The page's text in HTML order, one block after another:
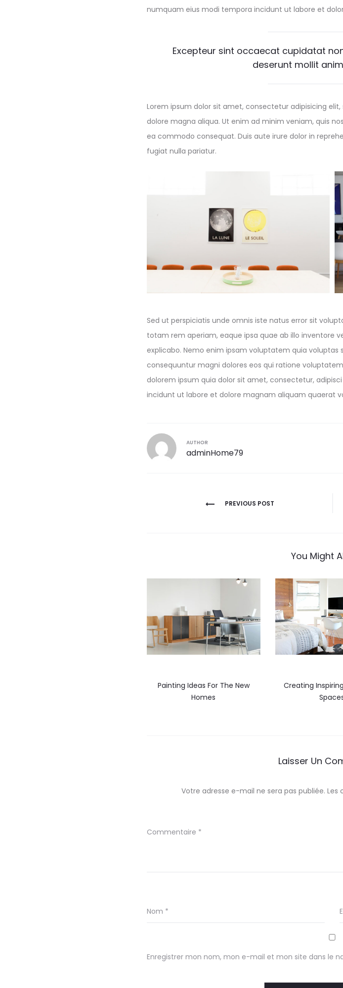
numquam eius modi tempora incidunt ut labore et
Excepteur sint occaecat cupidatat
deserunt mollit
Lorem ipsum dolor sit amet, consectetur adipisicing
dolore magna aliqua. Ut enim ad minim veniam, quis
ea commodo consequat. Duis aute irure dolor in
fugiat nulla pariatur.
Sed ut perspiciatis unde omnis iste natus error sit
totam rem aperiam, eaque ipsa quae ab illo inventore
explicabo. Nemo enim ipsam voluptatem quia
consequuntur magni dolores eos qui ratione
dolorem ipsum quia dolor sit amet, consectetur,
incidunt ut labore et dolore magnam aliquam quaerat
AUTHOR
adminHome79
NavigationPREVIOUS POST
You Might
Painting Ideas For The New
Homes
Creating
Laisser Un
Votre adresse e-mail ne sera pas publiée. Les
Commentaire *
Nom *
Enregistrer mon nom, mon e-mail et mon site dans le